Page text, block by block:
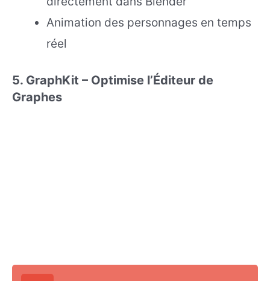
Animation des personnages en temps
réel
5. GraphKit – Optimise l’Éditeur de
Graphes